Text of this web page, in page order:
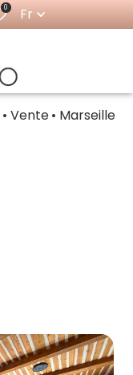
0 Fr
Vente
Marseille